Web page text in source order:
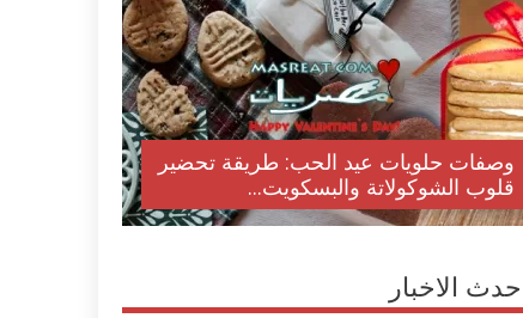
وصفات حلويات عيد الحب: طريقة تحضير
قلوب الشوكولاتة والبسكويت...
الاخبار